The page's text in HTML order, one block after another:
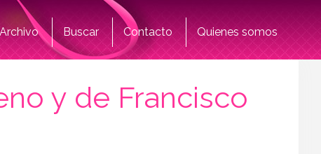
Archivo Buscar Contacto Quienes somos
y de Francisco